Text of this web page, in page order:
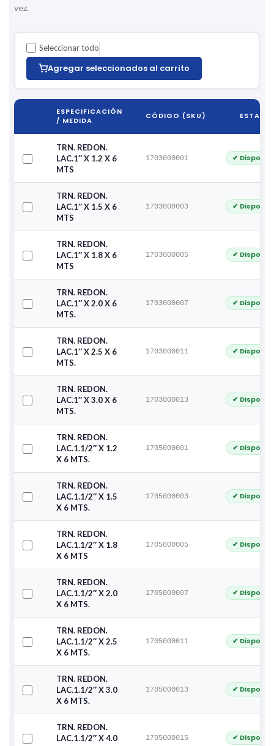
vez.
Seleccionar todo
Agregar seleccionados al carrito
ESPECIFICACIÓN
/ MEDIDA
CÓDIGO (SKU) ESTADO
TRN. REDON.
LAC.1″ X 1.2 X 6
MTS
1703000001 ✔
TRN. REDON.
LAC.1″ X 1.5 X 6
MTS
1703000003 ✔
TRN. REDON.
LAC.1″ X 1.8 X 6
MTS
1703000005 ✔
TRN. REDON.
LAC.1″ X 2.0 X 6
MTS.
1703000007 ✔
TRN. REDON.
LAC.1″ X 2.5 X 6
MTS.
1703000011 ✔
TRN. REDON.
LAC.1″ X 3.0 X 6
MTS.
1703000013 ✔
TRN. REDON.
LAC.1.1/2″ X 1.2
X 6 MTS.
1705000001 ✔
TRN. REDON.
LAC.1.1/2″ X 1.5
X 6 MTS.
1705000003 ✔
TRN. REDON.
LAC.1.1/2″ X 1.8
X 6 MTS
1705000005 ✔
TRN. REDON.
LAC.1.1/2″ X 2.0
X 6 MTS.
1705000007 ✔
TRN. REDON.
LAC.1.1/2″ X 2.5
X 6 MTS.
1705000011 ✔
TRN. REDON.
LAC.1.1/2″ X 3.0
X 6 MTS.
1705000013 ✔
TRN. REDON.
LAC.1.1/2″ X 4.0
1705000015 ✔